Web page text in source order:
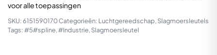
voor alle toepassingen
SKU:6151590170Categorieën: Luchtgereedschap, Slagmoersleutels
Tags:#5#spline,#Industrie, Slagmoersleutel